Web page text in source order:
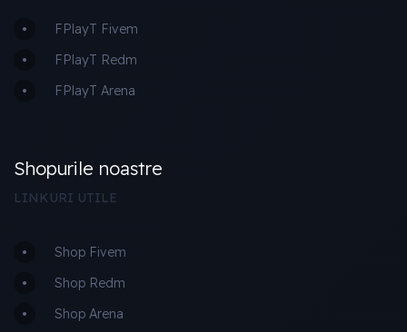
FPlayT Fivem
FPlayT Redm
FPlayT Arena
Shopurile noastre
LINKURI UTILE
Shop Fivem
Shop Redm
Shop Arena